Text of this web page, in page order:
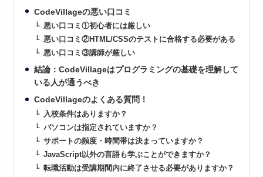
CodeVillageの悪い口コミ
悪い口コミ①初心者には厳しい
悪い口コミ②HTML/CSSのテストに合格する必要がある
悪い口コミ③講師が厳しい
結論：CodeVillageはプログラミングの基礎を理解して
いる人が通うべき
CodeVillageのよくある質問！
入校条件はありますか？
パソコンは指定されていますか？
サポートの頻度・時間帯は決まっていますか？
JavaScript以外の言語も学ぶことができますか？
転職活動は受講期間内に終了させる必要がありますか？